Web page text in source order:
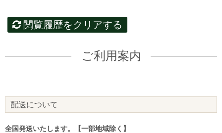
閲覧履歴をクリアする
ご利用案内
配送について
全国発送いたします。【一部地域除く】